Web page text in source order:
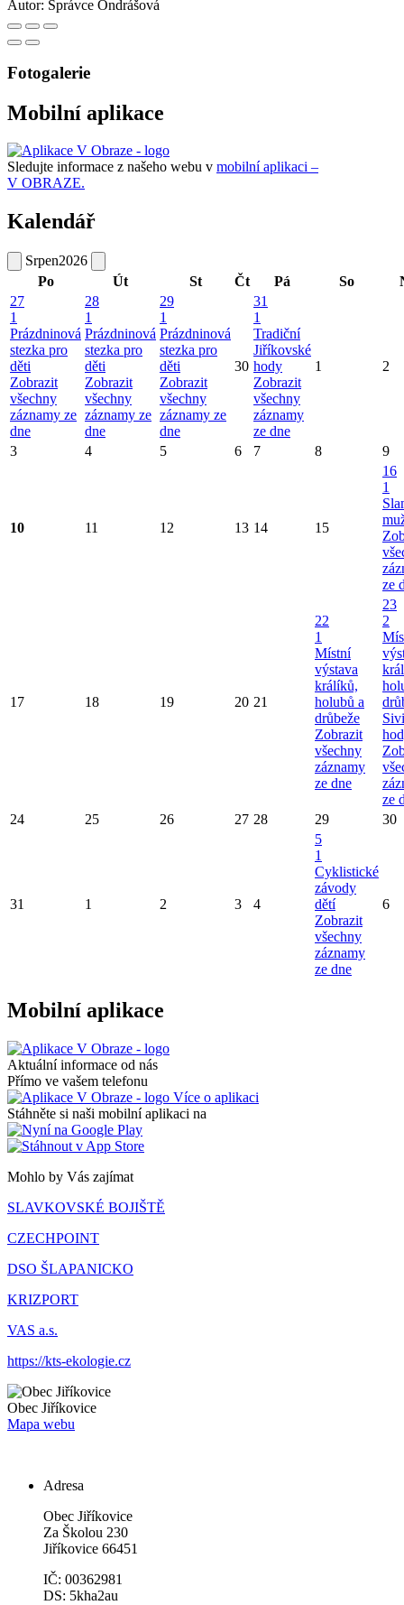
Autor: Správce Ondrášová
Fotogalerie
Mobilní aplikace
Sledujte informace z našeho webu v mobilní aplikaci –
V OBRAZE.
Kalendář
Srpen2026
Po
Út St Čt Pá So
27
1
Prázdninová
stezka pro
děti
Zobrazit
všechny
záznamy ze
dne
28
1
Prázdninová
stezka pro
děti
Zobrazit
všechny
záznamy ze
dne
29
1
Prázdninová
stezka pro
děti
Zobrazit
všechny
záznamy ze
dne
30
31
1
Tradiční
Jiříkovské
hody
Zobrazit
všechny
záznamy
ze dne
1 2
3 4 5 6 7 8 9
10 11 12 13 14 15
16
1
ze
17 18 19 20 21
22
1
Místní
výstava
králíků,
holubů a
drůbeže
Zobrazit
všechny
záznamy
ze dne
23
2
ze
24
25 26 27 28 29 30
31 1 2 3 4
5
1
Cyklistické
závody
dětí
Zobrazit
všechny
záznamy
ze dne
6
Mobilní aplikace
Aktuální informace od nás
Přímo ve vašem telefonu
Více o aplikaci
Stáhněte si naši mobilní aplikaci na
Mohlo by Vás zajímat
SLAVKOVSKÉ BOJIŠTĚ
CZECHPOINT
DSO ŠLAPANICKO
KRIZPORT
VAS a.s.
https://kts-ekologie.cz
Obec Jiříkovice
Mapa webu
Adresa
Obec Jiříkovice
Za Školou 230
Jiříkovice 66451
IČ: 00362981
DS: 5kha2au